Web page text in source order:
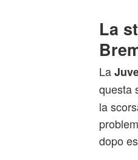
La
La
questa
la
dopo